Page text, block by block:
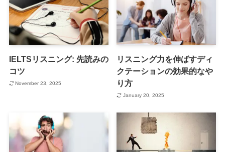
IELTSリスニング: 先読みの
コツ
November 23, 2025
リスニング力を伸ばすディ
クテーションの効果的なや
り方
January 20, 2025